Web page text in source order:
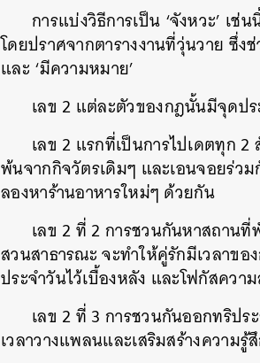
การแบ่งวิธีการเป็น ‘จังหวะ’ เ
โดยปราศจากตารางงานที่วุ่นวาย ซึ่
และ ‘มีความหมาย’
เลข 2 แต่ละตัวของกฎนั้นมีจุดปร
เลข 2 แรกที่เป็นการไปเดตทุก
พ้นจากกิจวัตรเดิมๆ และเอนจอยร่ว
ลองหาร้านอาหารใหม่ๆ ด้วยกัน
เลข 2 ที่ 2 การชวนกันหาสถาน
สวนสาธารณะ จะทำให้คู่รักมีเวลาข
ประจำวันไว้เบื้องหลัง และโฟกัสคว
เลข 2 ที่ 3 การชวนกันออกทริป
เวลาวางแพลนและเสริมสร้างความ
ค้นหา